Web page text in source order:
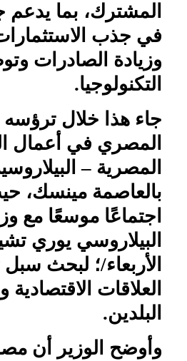
المشترك، بما يدعم
في جذب الاستثمارات
وزيادة الصادرات
التكنولوجيا.
جاء هذا خلال ترؤسه
المصري في أعمال
المصرية –
بالعاصمة مينسك،
اجتماعًا موسعًا مع
البيلاروسي يوري
الأربعاء/؛ لبحث
العلاقات الاقتصادية
البلدين.
وأوضح الوزير أن